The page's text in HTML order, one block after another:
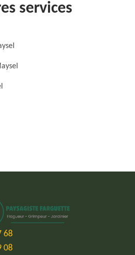
services
68
08